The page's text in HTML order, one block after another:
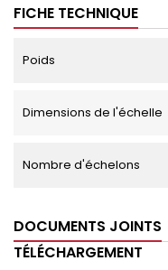
FICHE TECHNIQUE
Poids
Dimensions de l'échelle
Nombre d'échelons
DOCUMENTS JOINTS
TÉLÉCHARGEMENT